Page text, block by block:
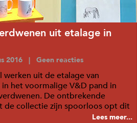
uit etalage in
2016 | Geen reacties
werken uit de etalage van
het voormalige V&D pand in
De ontbrekende
de collectie zijn spoorloos opt dit
Lees meer...